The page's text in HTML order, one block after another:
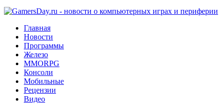
Главная
Новости
Программы
Железо
MMORPG
Консоли
Мобильные
Рецензии
Видео